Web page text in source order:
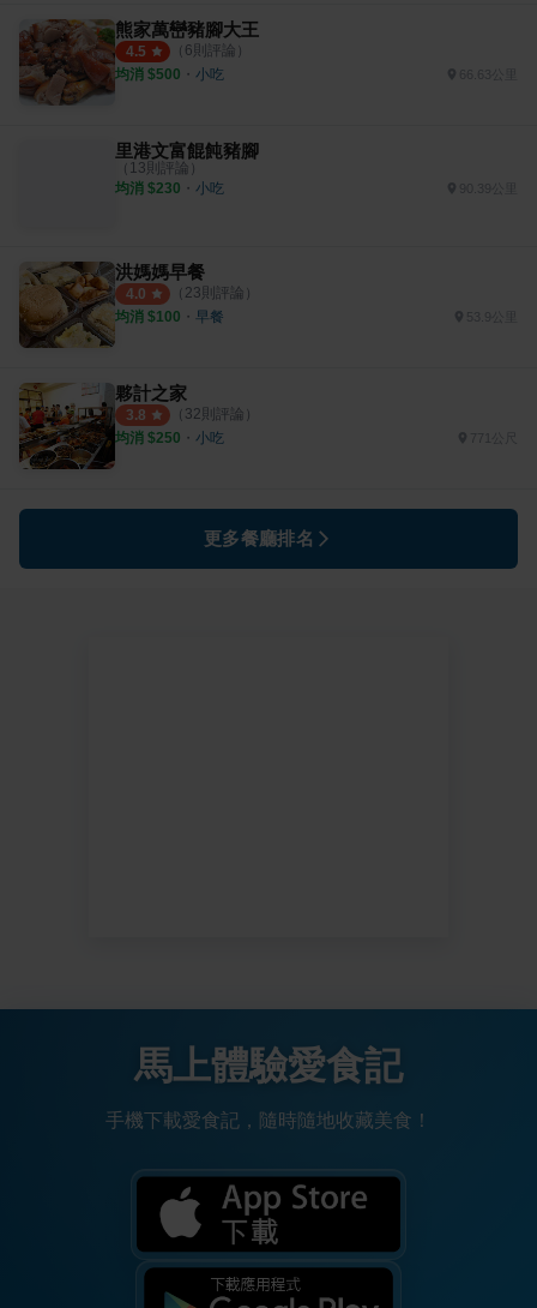
熊家萬巒豬腳大王
4.5 （ 6則評論）
均消 $500 ・ 小吃
里港文富餛飩豬腳
（ 13則評論）
均消 $230 ・ 小吃
洪媽媽早餐
4.0 （ 23則評論）
均消 $100 ・ 早餐 53.9公里
夥計之家
3.8 （ 32則評論）
均消 $250 ・ 小吃
更多餐廳排名
馬上體驗愛食記
手機下載愛食記，隨時隨地收藏美食！